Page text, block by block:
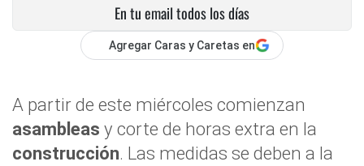
En tu email todos los días
Agregar Caras y Caretas en
A partir de este miércoles comienzan
asambleas y corte de horas extra en la
construcción. Las medidas se deben a la